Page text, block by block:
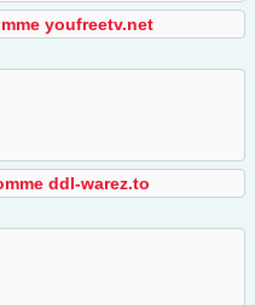
youfreetv.net
ddl-warez.to